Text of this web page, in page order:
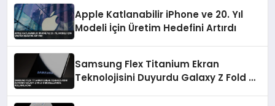
Apple Katlanabilir iPhone ve 20. Yıl
Modeli İçin Üretim Hedefini Artırdı
Samsung Flex Titanium Ekran
Teknolojisini Duyurdu Galaxy Z Fold 8